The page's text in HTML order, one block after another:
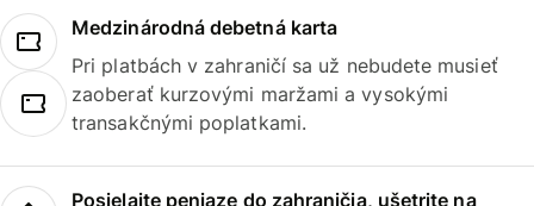
Medzinárodná debetná karta
Pri platbách v zahraničí sa už nebudete musieť
zaoberať kurzovými maržami a vysokými
transakčnými poplatkami.
Posielajte peniaze do zahraničia, ušetrite na